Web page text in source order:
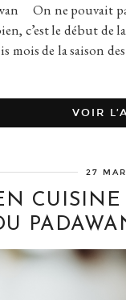
On ne pouvait pas
c’est le début de
de la saison
VOIR
27